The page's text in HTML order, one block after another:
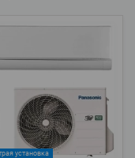
установка